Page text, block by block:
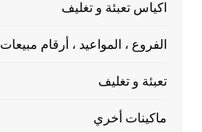
اكياس تعبئة و تغليف
الفروع ، المواعيد ، أرقام مبيعات
تعبئة و تغليف
ماكينات أخري